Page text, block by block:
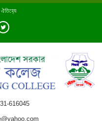
ঐতিহ্যে
616045